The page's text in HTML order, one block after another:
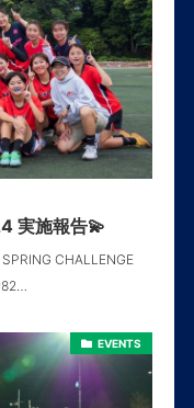
実施報告💫
CHALLENGE
EVENTS